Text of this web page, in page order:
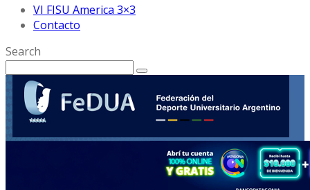
VI FISU America 3×3
Contacto
Search